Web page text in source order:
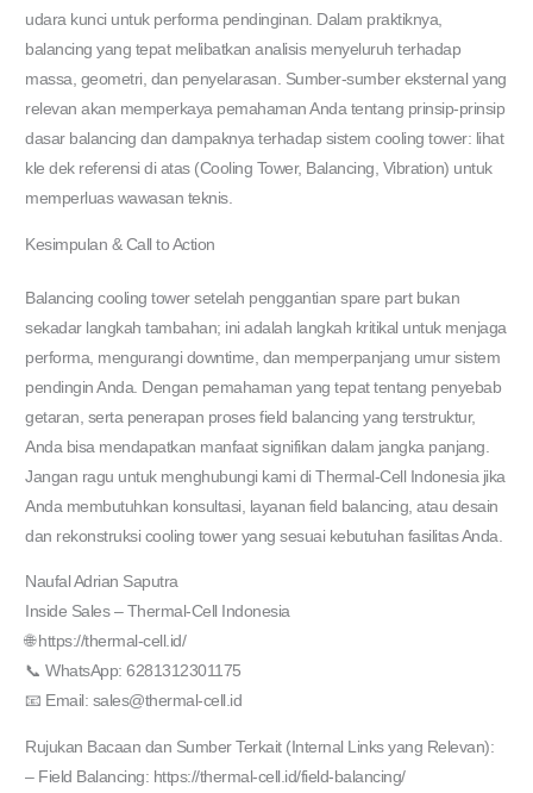
udara kunci untuk performa pendinginan. Dalam praktiknya,
balancing yang tepat melibatkan analisis menyeluruh terhadap
massa, geometri, dan penyelarasan. Sumber-sumber eksternal yang
relevan akan memperkaya pemahaman Anda tentang prinsip-prinsip
dasar balancing dan dampaknya terhadap sistem cooling tower: lihat
kle dek referensi di atas (Cooling Tower, Balancing, Vibration) untuk
memperluas wawasan teknis.
Kesimpulan & Call to Action
Balancing cooling tower setelah penggantian spare part bukan
sekadar langkah tambahan; ini adalah langkah kritikal untuk menjaga
performa, mengurangi downtime, dan memperpanjang umur sistem
pendingin Anda. Dengan pemahaman yang tepat tentang penyebab
getaran, serta penerapan proses field balancing yang terstruktur,
Anda bisa mendapatkan manfaat signifikan dalam jangka panjang.
Jangan ragu untuk menghubungi kami di Thermal-Cell Indonesia jika
Anda membutuhkan konsultasi, layanan field balancing, atau desain
dan rekonstruksi cooling tower yang sesuai kebutuhan fasilitas Anda.
Naufal Adrian Saputra
Inside Sales – Thermal-Cell Indonesia
🌐 https://thermal-cell.id/
📞 WhatsApp: 6281312301175
📧 Email: sales@thermal-cell.id
Rujukan Bacaan dan Sumber Terkait (Internal Links yang Relevan):
– Field Balancing: https://thermal-cell.id/field-balancing/